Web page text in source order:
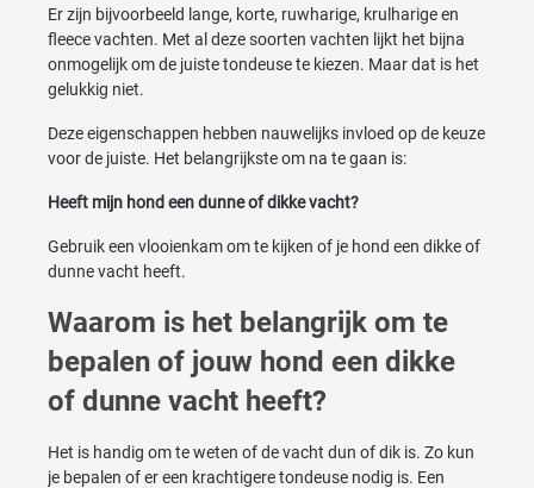
Er zijn bijvoorbeeld lange, korte, ruwharige, krulharige en
fleece vachten. Met al deze soorten vachten lijkt het bijna
onmogelijk om de juiste tondeuse te kiezen. Maar dat is het
gelukkig niet.
Deze eigenschappen hebben nauwelijks invloed op de keuze
voor de juiste. Het belangrijkste om na te gaan is:
Heeft mijn hond een dunne of dikke vacht?
Gebruik een vlooienkam om te kijken of je hond een dikke of
dunne vacht heeft.
Waarom is het belangrijk om te
bepalen of jouw hond een dikke
of dunne vacht heeft?
Het is handig om te weten of de vacht dun of dik is. Zo kun
je bepalen of er een krachtigere tondeuse nodig is. Een